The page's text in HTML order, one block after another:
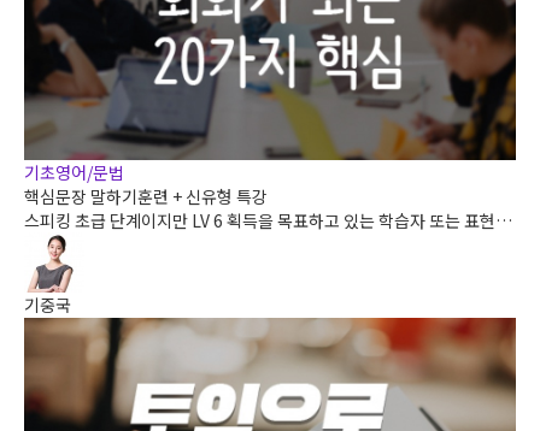
기초영어/문법
핵심문장 말하기훈련 + 신유형 특강
스피킹 초급 단계이지만 LV 6 획득을 목표하고 있는 학습자 또는 표현,
문장 구조, 말하기 연습까지 15일 내에 완성하고자 하는 학습자를 위한
강의입니다.
기중국